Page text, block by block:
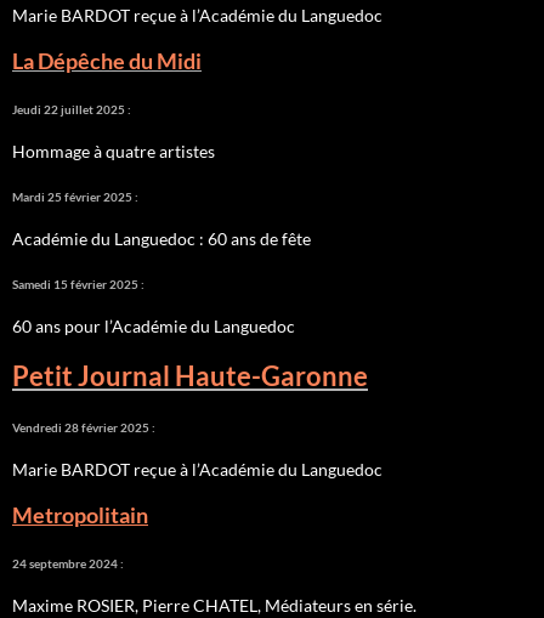
Marie BARDOT reçue à l’Académie du Languedoc
La Dépêche du Midi
Jeudi 22 juillet 2025 :
Hommage à quatre artistes
Mardi 25 février 2025 :
Académie du Languedoc : 60 ans de fête
Samedi 15 février 2025 :
60 ans pour l’Académie du Languedoc
Petit Journal Haute-Garonne
Vendredi 28 février 2025 :
Marie BARDOT reçue à l’Académie du Languedoc
Metropolitain
24 septembre 2024 :
Maxime ROSIER, Pierre CHATEL, Médiateurs en série.